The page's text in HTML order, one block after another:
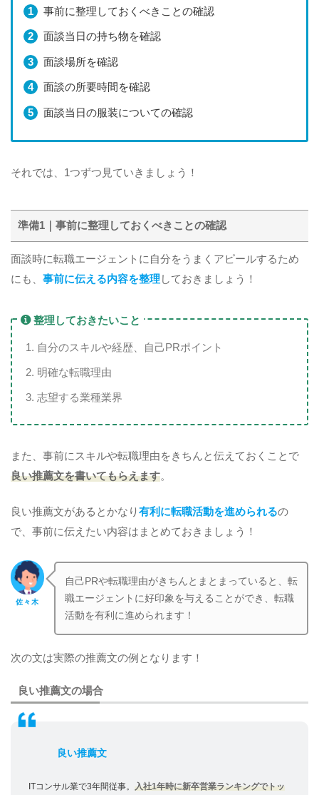
事前に整理しておくべきことの確認
面談当日の持ち物を確認
面談場所を確認
面談の所要時間を確認
面談当日の服装についての確認
それでは、1つずつ見ていきましょう！
準備1｜事前に整理しておくべきことの確認
面談時に転職エージェントに自分をうまくアピールするため
にも、 事前に伝える内容を整理しておきましょう！
整理しておきたいこと
自分のスキルや経歴、自己PRポイント
明確な転職理由
志望する業種業界
また、事前にスキルや転職理由をきちんと伝えておくことで
良い推薦文を書いてもらえます。
良い推薦文があるとかなり有利に転職活動を進められるの
で、事前に伝えたい内容はまとめておきましょう！
佐々木
自己PRや転職理由がきちんとまとまっていると、転
職エージェントに好印象を与えることができ、転職
活動を有利に進められます！
次の文は実際の推薦文の例となります！
良い推薦文の場合
良い推薦文
ITコンサル業で3年間従事。 入社1年時に新卒営業ランキングでトッ